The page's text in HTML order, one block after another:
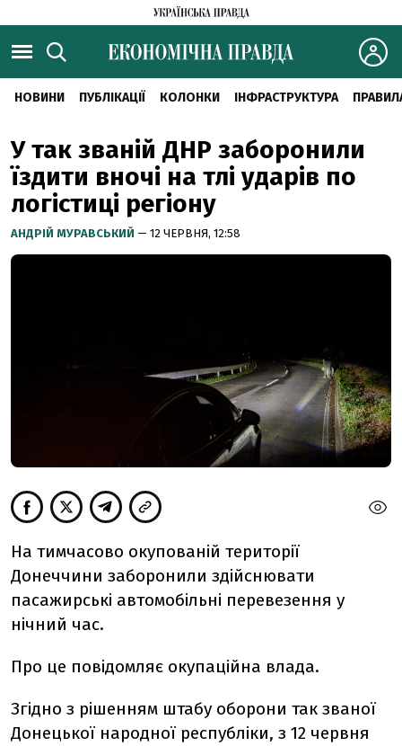
НОВИНИ ПУБЛІКАЦІЇ КОЛОНКИ ІНФРАСТРУКТУРА
У так званій ДНР заборонили
їздити вночі на тлі ударів по
логістиці регіону
АНДРІЙ МУРАВСЬКИЙ — 12 ЧЕРВНЯ, 12:58
На тимчасово окупованій території
Донеччини заборонили здійснювати
пасажирські автомобільні перевезення у
нічний час.
Про це повідомляє окупаційна влада.
Згідно з рішенням штабу оборони так званої
Донецької народної республіки, з 12 червня